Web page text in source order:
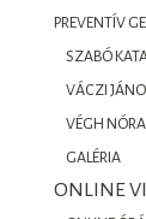
PREVENTÍV
SZABÓ
VÁCZI
VÉGH NÓRA
GALÉRIA
ONLINE